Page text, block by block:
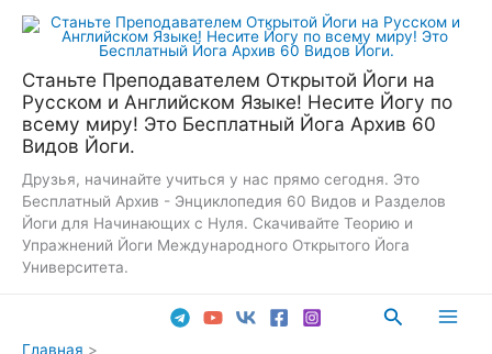
Перейти
Станьте Преподавателем Открытой Йоги на
Русском и Английском Языке! Несите Йогу по
всему миру! Это Бесплатный Йога Архив 60
Видов Йоги.
Друзья, начинайте учиться у нас прямо сегодня. Это
Бесплатный Архив - Энциклопедия 60 Видов и Разделов
Йоги для Начинающих с Нуля. Скачивайте Теорию и
Упражнений Йоги Международного Открытого Йога
Университета.
Поиск
Главная